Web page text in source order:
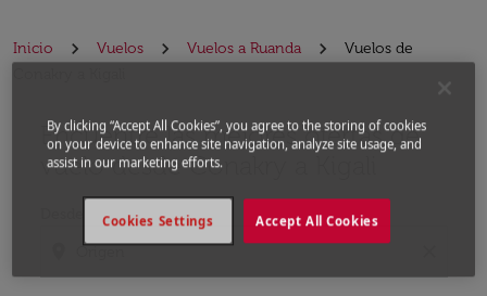
Inicio Vuelos Vuelos a Ruanda
Vuelos de
Encuentre las mejores ofertas de
vuelo desde Conakry a Kigali
Por favor, intente actualizar su ruta (origen y / o
By clicking “Accept All Cookies”, you agree to the storing of cookies
on your device to enhance site navigation, analyze site usage, and
assist in our marketing efforts.
Accept All Cookies
Cookies Settings